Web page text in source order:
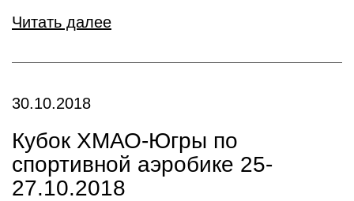
Читать далее
30.10.2018
Кубок ХМАО-Югры по
спортивной аэробике 25-
27.10.2018